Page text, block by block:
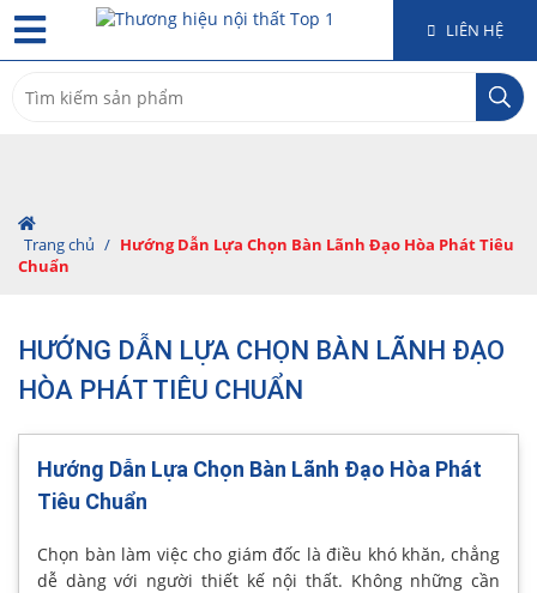
LIÊN HỆ
for:
Trang chủ / Hướng Dẫn Lựa Chọn Bàn Lãnh Đạo Hòa Phát Tiêu
Chuẩn
HƯỚNG DẪN LỰA CHỌN BÀN LÃNH ĐẠO
HÒA PHÁT TIÊU CHUẨN
Hướng Dẫn Lựa Chọn Bàn Lãnh Đạo Hòa Phát
Tiêu Chuẩn
Chọn bàn làm việc cho giám đốc là điều khó khăn, chẳng
dễ dàng với người thiết kế nội thất. Không những cần